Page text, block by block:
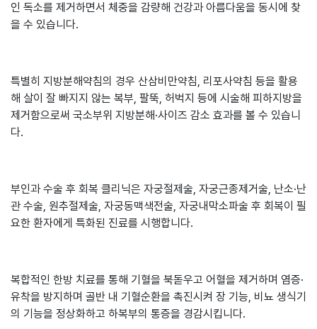
인 독소를 제거하면서 체중을 감량해 건강과 아름다움을 동시에 찾
을 수 있습니다.
특별히 지방분해약침의 경우 산삼비만약침, 리포사약침 등을 활용
해 살이 잘 빠지지 않는 복부, 팔뚝, 허벅지 등에 시술해 피하지방을
제거함으로써 국소부위 지방분해·사이즈 감소 효과를 볼 수 있습니
다.
부인과 수술 후 회복 클리닉은 자궁절제술, 자궁근종제거술, 난소·난
관 수술, 원추절제술, 자궁동맥색전술, 자궁내막소파술 후 회복이 필
요한 환자에게 특화된 진료를 시행합니다.
복합적인 한방 치료를 통해 기혈을 북돋우고 어혈을 제거하며 염증·
유착을 방지하며 골반 내 기혈순환을 촉진시켜 장 기능, 비뇨 생식기
의 기능을 정상화하고 하복부의 통증을 경감시킵니다.